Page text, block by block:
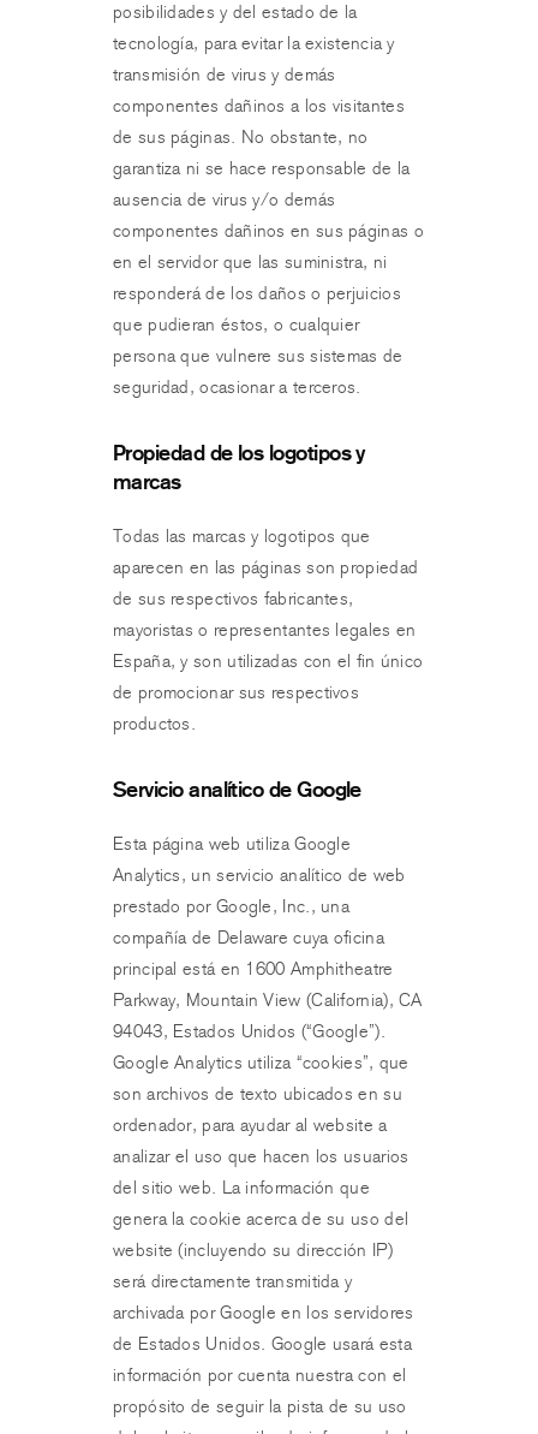
posibilidades y del estado de la
tecnología, para evitar la existencia y
transmisión de virus y demás
componentes dañinos a los visitantes
de sus páginas. No obstante, no
garantiza ni se hace responsable de la
ausencia de virus y/o demás
componentes dañinos en sus páginas o
en el servidor que las suministra, ni
responderá de los daños o perjuicios
que pudieran éstos, o cualquier
persona que vulnere sus sistemas de
seguridad, ocasionar a terceros.
Propiedad de los logotipos y
marcas
Todas las marcas y logotipos que
aparecen en las páginas son propiedad
de sus respectivos fabricantes,
mayoristas o representantes legales en
España, y son utilizadas con el fin único
de promocionar sus respectivos
productos.
Servicio analítico de Google
Esta página web utiliza Google
Analytics, un servicio analítico de web
prestado por Google, Inc., una
compañía de Delaware cuya oficina
principal está en 1600 Amphitheatre
Parkway, Mountain View (California), CA
94043, Estados Unidos (“Google”).
Google Analytics utiliza “cookies”, que
son archivos de texto ubicados en su
ordenador, para ayudar al website a
analizar el uso que hacen los usuarios
del sitio web. La información que
genera la cookie acerca de su uso del
website (incluyendo su dirección IP)
será directamente transmitida y
archivada por Google en los servidores
de Estados Unidos. Google usará esta
información por cuenta nuestra con el
propósito de seguir la pista de su uso